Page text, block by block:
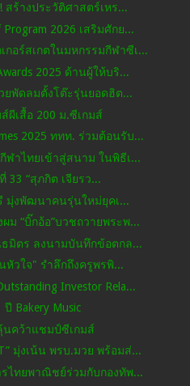
ร้างประวัติศาสตร์เหร...
2026 เสริมศักย...
อร์สเกตในมหกรรมกีฬาซีเ...
2025 ด้านผู้ให้บริ...
ยพัดลมตั้งโต๊ะรุ่นยอดฮิต...
ผีเสื้อ 200 ม.ซีเกมส์
2025 ททท. ร่วมต้อนรับ...
าไทยเข้าสู่สนาม ในพิธีเ...
33 “สุภกิต เจียรว...
มุ่งพัฒนาคนรุ่นใหม่ยุคเ...
ม “บิ๊กอ้อ”บวชถวายพระพ...
มิตร ลงนามบันทึกข้อตกล...
หัวใจ" รำลึกถึงครูพรพิ...
Investor Rela...
ปี Bakery Music
นคว้าแชมป์ซีเกมส์
มุ่งเน้น พรบ.มวย พร้อมส่...
ไทยพาณิชย์ร่วมกับกองทัพ...